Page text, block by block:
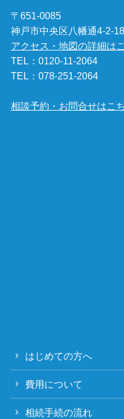
〒651-0085
神戸市中央区八幡通4-2-
アクセス・地図の詳細は
TEL： 0120-11-2064
TEL： 078-251-2064
相談予約・お問合せはこ
はじめての方へ
費用について
相続手続の流れ